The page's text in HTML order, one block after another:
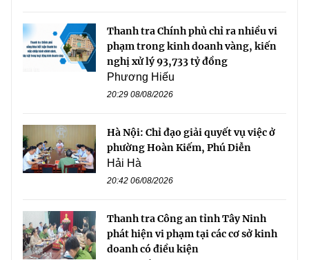
Thanh tra Chính phủ chỉ ra nhiều vi
phạm trong kinh doanh vàng, kiến
nghị xử lý 93,733 tỷ đồng
Phương Hiếu
20:29 08/08/2026
Hà Nội: Chỉ đạo giải quyết vụ việc ở
phường Hoàn Kiếm, Phú Diễn
Hải Hà
20:42 06/08/2026
Thanh tra Công an tỉnh Tây Ninh
phát hiện vi phạm tại các cơ sở kinh
doanh có điều kiện